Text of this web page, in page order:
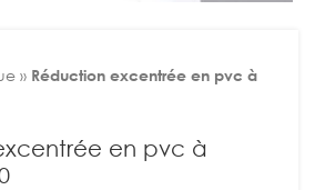
» Réduction excentrée en pvc à
en pvc à